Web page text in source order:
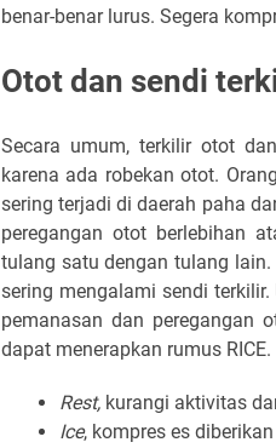
benar-benar lurus. Segera
Otot dan sendi
Secara umum, terkilir otot
karena ada robekan otot.
sering terjadi di daerah paha
peregangan otot berlebihan
tulang satu dengan tulang
sering mengalami sendi
pemanasan dan peregangan
dapat menerapkan rumus RICE.
Rest, kurangi aktivitas
Ice, kompres es